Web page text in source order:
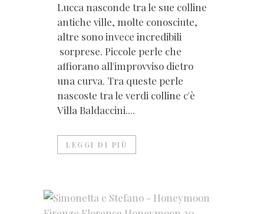
Lucca nasconde tra le sue colline
antiche ville, molte conosciute,
altre sono invece incredibili
sorprese. Piccole perle che
affiorano all'improvviso dietro
una curva. Tra queste perle
nascoste tra le verdi colline c'è
Villa Baldaccini....
LEGGI DI PIÙ